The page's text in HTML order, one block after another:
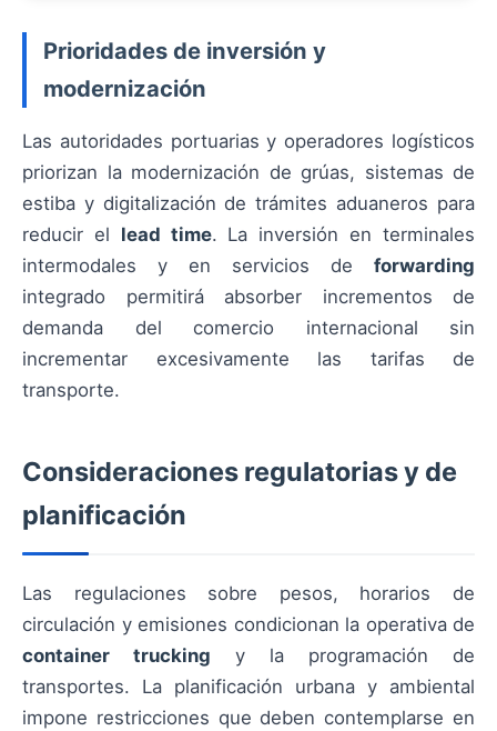
Prioridades de inversión y
modernización
Las autoridades portuarias y operadores logísticos
priorizan la modernización de grúas, sistemas de
estiba y digitalización de trámites aduaneros para
reducir el lead time. La inversión en terminales
intermodales y en servicios de forwarding
integrado permitirá absorber incrementos de
demanda del comercio internacional sin
incrementar excesivamente las tarifas de
transporte.
Consideraciones regulatorias y de
planificación
Las regulaciones sobre pesos, horarios de
circulación y emisiones condicionan la operativa de
container trucking y la programación de
transportes. La planificación urbana y ambiental
impone restricciones que deben contemplarse en